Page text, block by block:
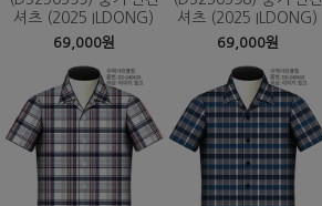
셔츠 (2025 ILDONG)
69,000원
셔츠 (2025 ILDONG)
69,000원